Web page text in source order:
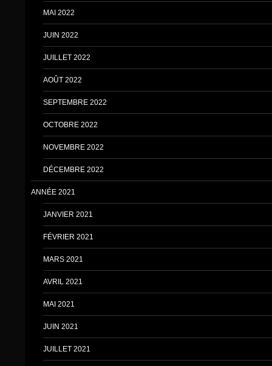
MAI 2022
JUIN 2022
JUILLET 2022
AOÛT 2022
SEPTEMBRE 2022
OCTOBRE 2022
NOVEMBRE 2022
DÉCEMBRE 2022
ANNÉE 2021
JANVIER 2021
FÉVRIER 2021
MARS 2021
AVRIL 2021
MAI 2021
JUIN 2021
JUILLET 2021